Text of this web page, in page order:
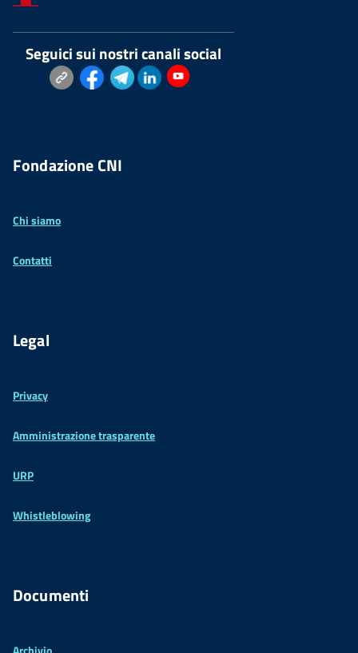
Seguici sui nostri canali social
Fondazione CNI
Chi siamo
Contatti
Legal
Privacy
Amministrazione trasparente
URP
Whistleblowing
Documenti